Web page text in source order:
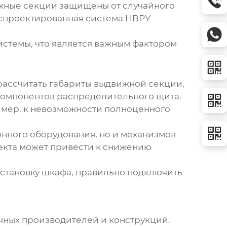
секции защищены от случайного
система НВРУ
что является важным фактором
габариты выдвижной секции,
распределительного щита.
к невозможности полноценного
оборудования, но и механизмов
может привести к снижению
шкафа, правильно подключить
производителей и конструкций.